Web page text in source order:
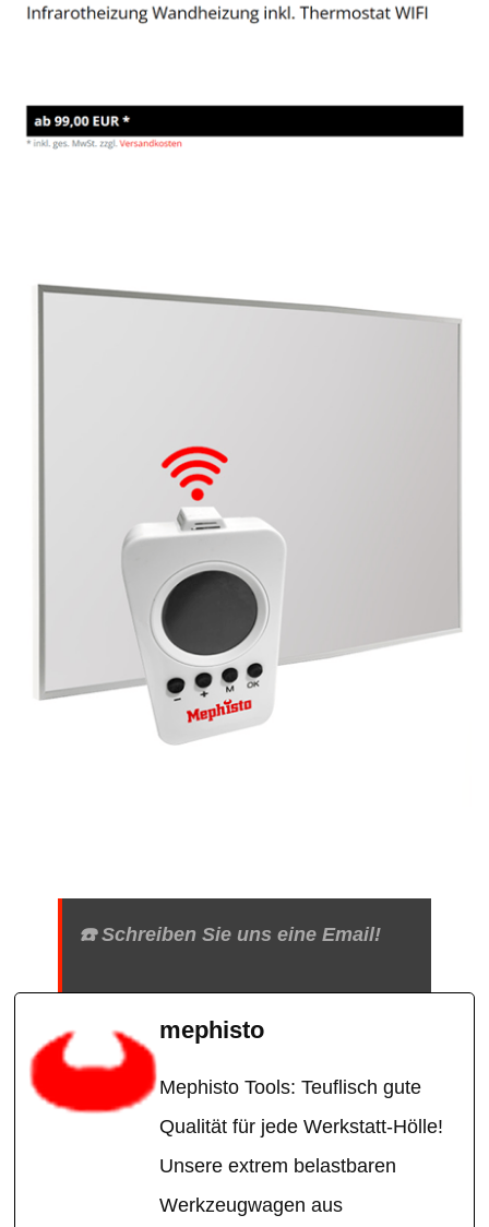
☎️ Schreiben Sie uns eine Email!
mephisto
Mephisto Tools: Teuflisch gute
Qualität für jede Werkstatt-Hölle!
Unsere extrem belastbaren
Werkzeugwagen aus